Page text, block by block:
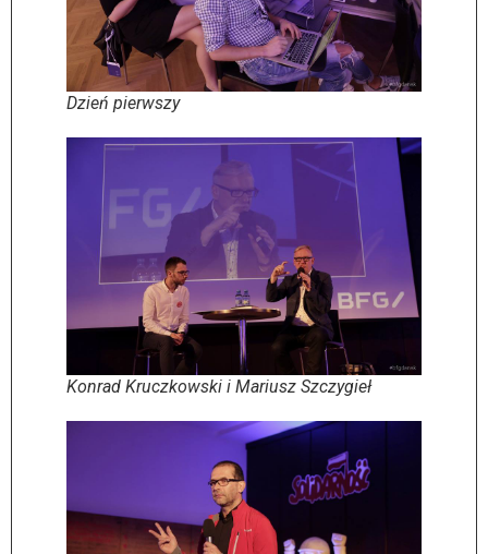
Dzień pierwszy
Konrad Kruczkowski i Mariusz Szczygieł